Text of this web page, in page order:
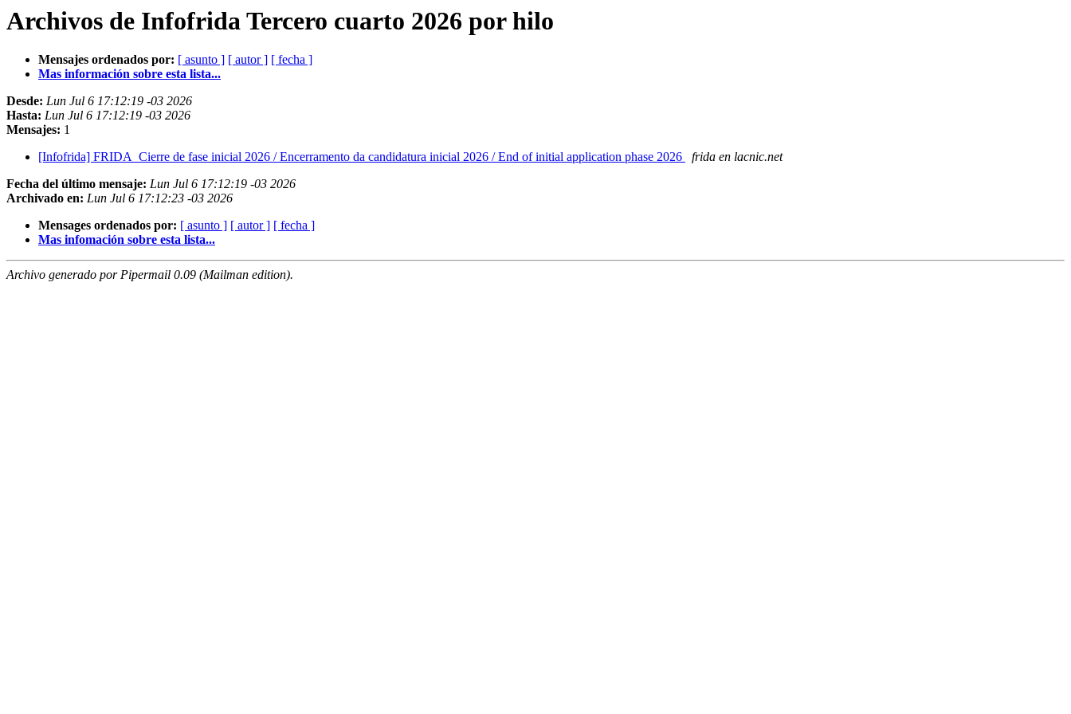
Archivos de Infofrida Tercero cuarto 2026 por hilo
Mensajes ordenados por: [ asunto ] [ autor ] [ fecha ]
Mas información sobre esta lista...
Desde: Lun Jul 6 17:12:19 -03 2026
Hasta: Lun Jul 6 17:12:19 -03 2026
Mensajes: 1
[Infofrida] FRIDA_Cierre de fase inicial 2026 / Encerramento da candidatura inicial 2026 / End of initial application phase 2026
frida en lacnic.net
Fecha del último mensaje: Lun Jul 6 17:12:19 -03 2026
Archivado en: Lun Jul 6 17:12:23 -03 2026
Mensages ordenados por: [ asunto ] [ autor ] [ fecha ]
Mas infomación sobre esta lista...
Archivo generado por Pipermail 0.09 (Mailman edition).